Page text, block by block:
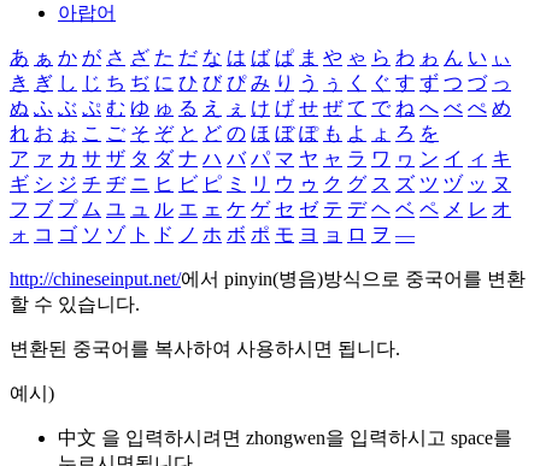
아랍어
あ ぁ か が さ ざ た だ な は ば ぱ ま や ゃ ら わ ゎ ん い ぃ
き ぎ し じ ち ぢ に ひ び ぴ み り う ぅ く ぐ す ず つ づ っ
ぬ ふ ぶ ぷ む ゆ ゅ る え ぇ け げ せ ぜ て で ね へ べ ぺ め
れ お ぉ こ ご そ ぞ と ど の ほ ぼ ぽ も よ ょ ろ を
ア ァ カ サ ザ タ ダ ナ ハ バ パ マ ヤ ャ ラ ワ ヮ ン イ ィ キ
ギ シ ジ チ ヂ ニ ヒ ビ ピ ミ リ ウ ゥ ク グ ス ズ ツ ヅ ッ ヌ
フ ブ プ ム ユ ュ ル エ ェ ケ ゲ セ ゼ テ デ ヘ ベ ペ メ レ オ
ォ コ ゴ ソ ゾ ト ド ノ ホ ボ ポ モ ヨ ョ ロ ヲ ―
http://chineseinput.net/에서 pinyin(병음)방식으로 중국어를 변환
할 수 있습니다.
변환된 중국어를 복사하여 사용하시면 됩니다.
예시)
中文 을 입력하시려면 zhongwen을 입력하시고 space를